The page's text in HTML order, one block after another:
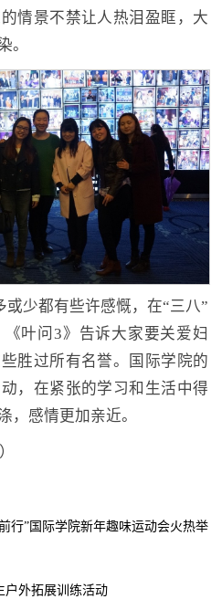
情景不禁让人热泪盈眶，大
。
或少都有些许感慨，在“三八”
叶问 3》告诉大家要关爱妇
胜过所有名誉。国际学院的
，在紧张的学习和生活中得
，感情更加亲近。
行”国际学院新年趣味运动会火热举
户外拓展训练活动